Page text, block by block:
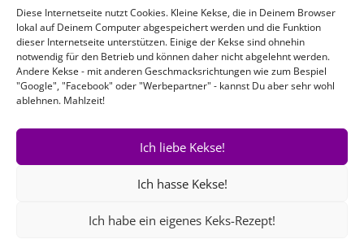
Diese Internetseite nutzt Cookies. Kleine Kekse, die in Deinem Browser
lokal auf Deinem Computer abgespeichert werden und die Funktion
dieser Internetseite unterstützen. Einige der Kekse sind ohnehin
notwendig für den Betrieb und können daher nicht abgelehnt werden.
Andere Kekse - mit anderen Geschmacksrichtungen wie zum Bespiel
"Google", "Facebook" oder "Werbepartner" - kannst Du aber sehr wohl
ablehnen. Mahlzeit!
Ich liebe Kekse!
Ich hasse Kekse!
Ich habe ein eigenes Keks-Rezept!
Nichts Passendes gefunden?
Wenn Sie nach etwas Bestimmtem suchen oder gerne ein Produkt
Ihren Wünschen entsprechend anfertigen lassen möchten,
einfach!